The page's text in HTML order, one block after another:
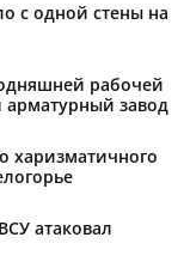
с одной стены на
рабочей
арматурный завод
харизматичного
атаковал